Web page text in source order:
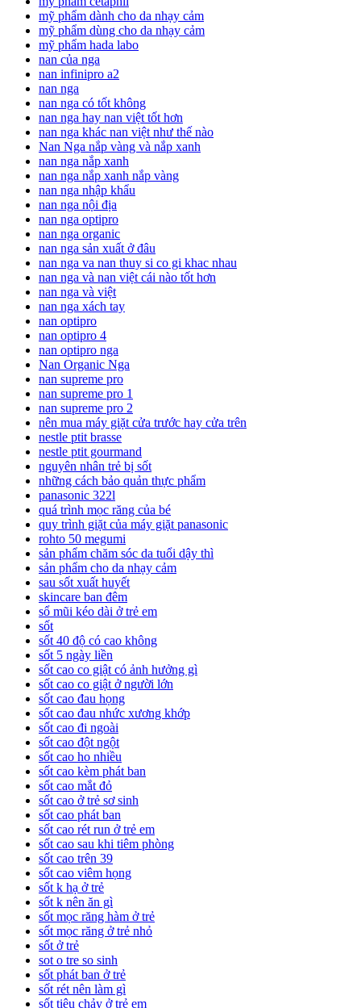
mỹ phẩm dành cho da nhạy cảm
mỹ phẩm dùng cho da nhạy cảm
mỹ phẩm hada labo
nan của nga
nan infinipro a2
nan nga
nan nga có tốt không
nan nga hay nan việt tốt hơn
nan nga khác nan việt như thế nào
Nan Nga nắp vàng và nắp xanh
nan nga nắp xanh
nan nga nắp xanh nắp vàng
nan nga nhập khẩu
nan nga nội địa
nan nga optipro
nan nga organic
nan nga sản xuất ở đâu
nan nga va nan thuy si co gi khac nhau
nan nga và nan việt cái nào tốt hơn
nan nga và việt
nan nga xách tay
nan optipro
nan optipro 4
nan optipro nga
Nan Organic Nga
nan supreme pro
nan supreme pro 1
nan supreme pro 2
nên mua máy giặt cửa trước hay cửa trên
nestle ptit brasse
nestle ptit gourmand
nguyên nhân trẻ bị sốt
những cách bảo quản thực phẩm
panasonic 322l
quá trình mọc răng của bé
quy trình giặt của máy giặt panasonic
rohto 50 megumi
sản phẩm chăm sóc da tuổi dậy thì
sản phẩm cho da nhạy cảm
sau sốt xuất huyết
skincare ban đêm
sổ mũi kéo dài ở trẻ em
sốt
sốt 40 độ có cao không
sốt 5 ngày liền
sốt cao co giật có ảnh hưởng gì
sốt cao co giật ở người lớn
sốt cao đau họng
sốt cao đau nhức xương khớp
sốt cao đi ngoài
sốt cao đột ngột
sốt cao ho nhiều
sốt cao kèm phát ban
sốt cao mắt đỏ
sốt cao ở trẻ sơ sinh
sốt cao phát ban
sốt cao rét run ở trẻ em
sốt cao sau khi tiêm phòng
sốt cao trên 39
sốt cao viêm họng
sốt k hạ ở trẻ
sốt k nên ăn gì
sốt mọc răng hàm ở trẻ
sốt mọc răng ở trẻ nhỏ
sốt ở trẻ
sot o tre so sinh
sốt phát ban ở trẻ
sốt rét nên làm gì
sốt tiêu chảy ở trẻ em